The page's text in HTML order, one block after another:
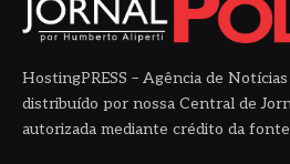
HostingPRESS – Agência de
distribuído por nossa Central de
autorizada mediante crédito da